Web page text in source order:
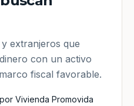
extranjeros que
con un activo
fiscal favorable.
Vivienda Promovida